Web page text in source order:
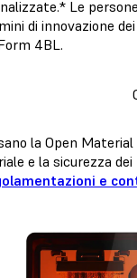
Le
di innovazione
4BL.
la Open
e la sicurezza
e